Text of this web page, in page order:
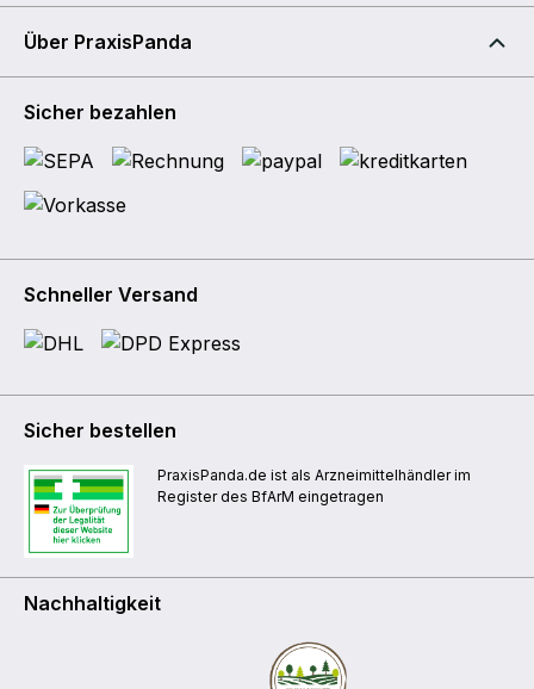
Über PraxisPanda
Sicher bezahlen
Schneller Versand
Sicher bestellen
PraxisPanda.de ist als Arzneimittelhändler im
Register des BfArM eingetragen
Nachhaltigkeit